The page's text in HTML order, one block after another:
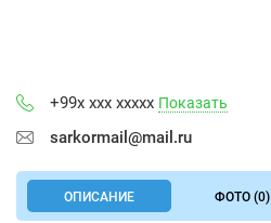
+99x xxx xxxxx Показать
sarkormail@mail.ru
ОПИСАНИЕ ФОТО (0)